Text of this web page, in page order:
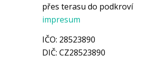
přes terasu do podkroví
impresum
IČO: 28523890
DIČ: CZ28523890